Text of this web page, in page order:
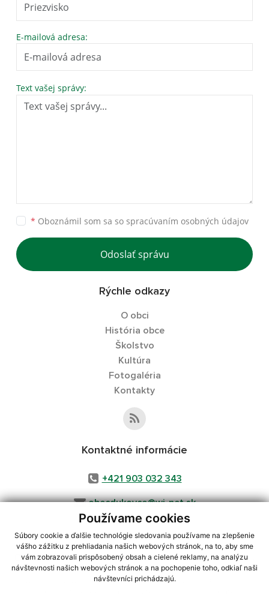
Používame cookies
Súbory cookie a ďalšie technológie sledovania používame na zlepšenie
vášho zážitku z prehliadania našich webových stránok, na to, aby sme
vám zobrazovali prispôsobený obsah a cielené reklamy, na analýzu
návštevnosti našich webových stránok a na pochopenie toho, odkiaľ naši
návštevníci prichádzajú.
E-mailová adresa:
Text vašej správy:
* Oboznámil som sa so spracúvaním osobných údajov
Odoslať správu
Rýchle odkazy
O obci
História obce
Školstvo
Kultúra
Fotogaléria
Kontakty
Kontaktné informácie
+421 903 032 343
obecdukovce@wi-net.sk
využite možnosť získavania aktuálnych informácií s využitím RSS
CMS systém (redakčný) systém ECHELON 2,Mapa stránok,web portál
webex.digital, s.r.o.,domény,registrácia domény